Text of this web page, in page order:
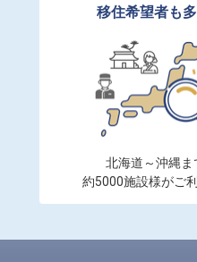
移住希望者も
北海道～沖縄ま
約5000施設様がご